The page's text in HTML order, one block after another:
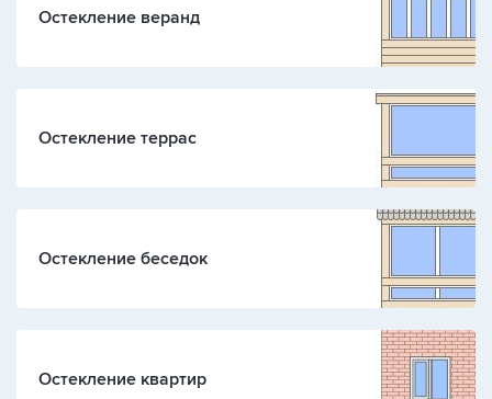
Остекление веранд
Остекление террас
Остекление беседок
Остекление квартир